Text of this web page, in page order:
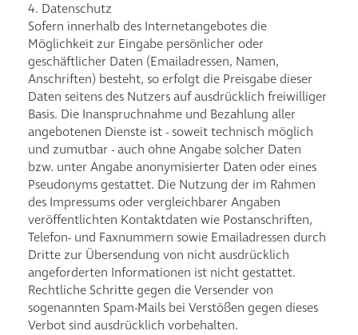
4. Datenschutz
Sofern innerhalb des Internetangebotes die
Möglichkeit zur Eingabe persönlicher oder
geschäftlicher Daten (Emailadressen, Namen,
Anschriften) besteht, so erfolgt die Preisgabe dieser
Daten seitens des Nutzers auf ausdrücklich freiwilliger
Basis. Die Inanspruchnahme und Bezahlung aller
angebotenen Dienste ist - soweit technisch möglich
und zumutbar - auch ohne Angabe solcher Daten
bzw. unter Angabe anonymisierter Daten oder eines
Pseudonyms gestattet. Die Nutzung der im Rahmen
des Impressums oder vergleichbarer Angaben
veröffentlichten Kontaktdaten wie Postanschriften,
Telefon- und Faxnummern sowie Emailadressen durch
Dritte zur Übersendung von nicht ausdrücklich
angeforderten Informationen ist nicht gestattet.
Rechtliche Schritte gegen die Versender von
sogenannten Spam-Mails bei Verstößen gegen dieses
Verbot sind ausdrücklich vorbehalten.